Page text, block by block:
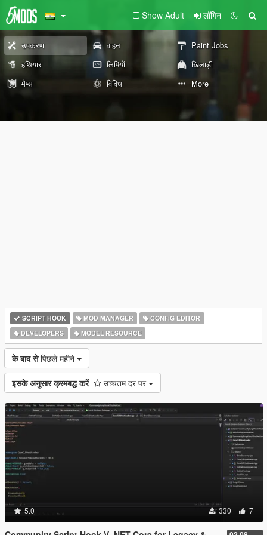
Show Adult लॉगिन
उपकरण वाहन
Paint Jobs
हथियार
लिपियों
खिलाड़ी
मैप्स
विविध More
SCRIPT HOOK MOD MANAGER
CONFIG EDITOR
DEVELOPERS
MODEL RESOURCE
के बाद से पिछले महीने
इसके अनुसार क्रमबद्ध करें उच्चतम दर पर
5.0 330 7